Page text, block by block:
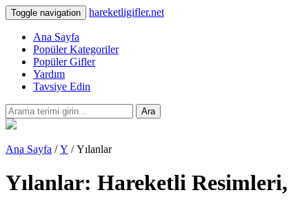
Toggle navigation hareketligifler.net
Ana Sayfa
Popüler Kategoriler
Popüler Gifler
Yardım
Tavsiye Edin
Ara
Ana Sayfa /Y / Yılanlar
Yılanlar: Hareketli